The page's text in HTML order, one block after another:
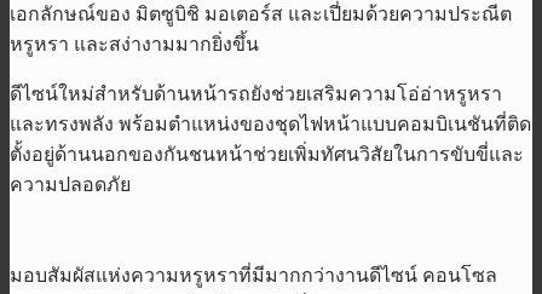
เอกลักษณ์ของ มิตซูบิชิ มอเตอร์ส และเปี่ยมด้วยความประณีต
หรูหรา และสง่างามมากยิ่งขึ้น
ดีไซน์ใหม่สำหรับด้านหน้ารถยังช่วยเสริมความโอ่อ่าหรูหรา
และทรงพลัง พร้อมตำแหน่งของชุดไฟหน้าแบบคอมบิเนชันที่ติด
ตั้งอยู่ด้านนอกของกันชนหน้าช่วยเพิ่มทัศนวิสัยในการขับขี่และ
ความปลอดภัย
มอบสัมผัสแห่งความหรูหราที่มีมากกว่างานดีไซน์ คอนโซล